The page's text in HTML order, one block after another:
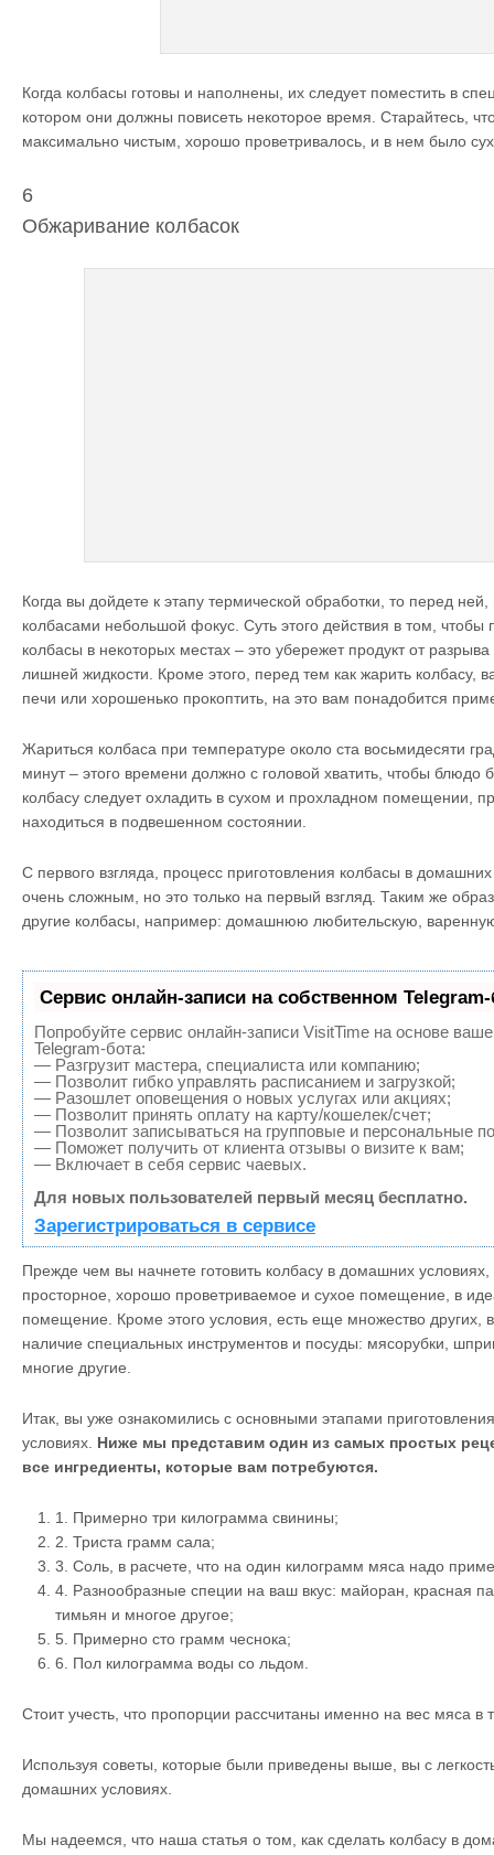
Когда колбасы готовы и наполнены, их следует поместить в
котором они должны повисеть некоторое время. Старайтесь,
максимально чистым, хорошо проветривалось, и в нем было
6
Обжаривание колбасок
Когда вы дойдете к этапу термической обработки, то перед
колбасами небольшой фокус. Суть этого действия в том, чтобы
колбасы в некоторых местах – это убережет продукт от
лишней жидкости. Кроме этого, перед тем как жарить колбасу,
печи или хорошенько прокоптить, на это вам понадобится
Жариться колбаса при температуре около ста восьмидесяти
минут – этого времени должно с головой хватить, чтобы блюдо
колбасу следует охладить в сухом и прохладном помещении,
находиться в подвешенном состоянии.
С первого взгляда, процесс приготовления колбасы в
очень сложным, но это только на первый взгляд. Таким же
другие колбасы, например: домашнюю любительскую,
Сервис онлайн-записи на собственном Telegram-
Попробуйте сервис онлайн-записи VisitTime на основе
Telegram-бота:
— Разгрузит мастера, специалиста или компанию;
— Позволит гибко управлять расписанием и загрузкой;
— Разошлет оповещения о новых услугах или акциях;
— Позволит принять оплату на карту/кошелек/счет;
— Позволит записываться на групповые и персональные
— Поможет получить от клиента отзывы о визите к вам;
— Включает в себя сервис чаевых.
Для новых пользователей первый месяц бесплатно.
Зарегистрироваться в сервисе
Прежде чем вы начнете готовить колбасу в домашних
просторное, хорошо проветриваемое и сухое помещение, в
помещение. Кроме этого условия, есть еще множество других,
наличие специальных инструментов и посуды: мясорубки,
многие другие.
Итак, вы уже ознакомились с основными этапами
условиях. Ниже мы представим один из самых простых
все ингредиенты, которые вам потребуются.
1. Примерно три килограмма свинины;
2. Триста грамм сала;
3. Соль, в расчете, что на один килограмм мяса надо
4. Разнообразные специи на ваш вкус: майоран, красная
тимьян и многое другое;
5. Примерно сто грамм чеснока;
6. Пол килограмма воды со льдом.
Стоит учесть, что пропорции рассчитаны именно на вес мяса в
Используя советы, которые были приведены выше, вы с
домашних условиях.
Мы надеемся, что наша статья о том, как сделать колбасу в